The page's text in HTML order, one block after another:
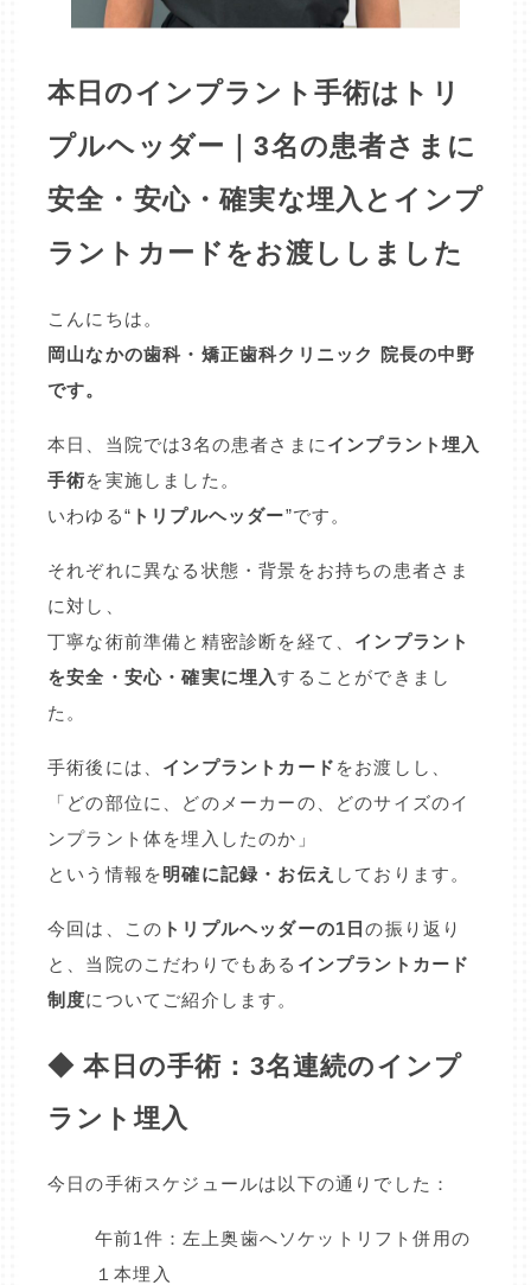
本日のインプラント手術はトリ
プルヘッダー｜3名の患者さまに
安全・安心・確実な埋入とインプ
ラントカードをお渡ししました
こんにちは。
岡山なかの歯科・矯正歯科クリニック 院長の中野
です。
本日、当院では3名の患者さまに インプラント埋入
手術を実施しました。
いわゆる“ トリプルヘッダー”です。
それぞれに異なる状態・背景をお持ちの患者さま
に対し、
丁寧な術前準備と精密診断を経て、 インプラント
を安全・安心・確実に埋入することができまし
た。
手術後には、 インプラントカード をお渡しし、
「どの部位に、どのメーカーの、どのサイズのイ
ンプラント体を埋入したのか」
という情報を明確に記録・お伝え しております。
今回は、この トリプルヘッダーの1日の振り返り
と、当院のこだわりでもある インプラントカード
制度についてご紹介します。
◆ 本日の手術：3名連続のインプ
ラント埋入
今日の手術スケジュールは以下の通りでした：
午前1件：左上奥歯へソケットリフト併用の
１本埋入